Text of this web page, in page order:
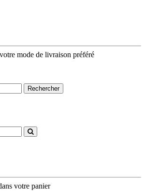
mode de livraison préféré
Rechercher
votre panier